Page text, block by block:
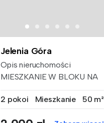
Jelenia Góra
Opis nieruchomości
MIESZKANIE W BLOKU NA
2 pokoi
Mieszkanie 50 m²